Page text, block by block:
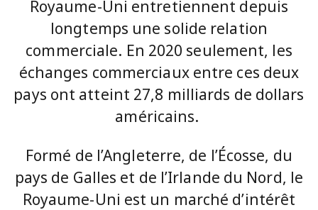
Royaume-Uni entretiennent depuis
longtemps une solide relation
commerciale. En 2020 seulement, les
échanges commerciaux entre ces deux
pays ont atteint 27,8 milliards de dollars
américains.
Formé de l’Angleterre, de l’Écosse, du
pays de Galles et de l’Irlande du Nord, le
Royaume-Uni est un marché d’intérêt